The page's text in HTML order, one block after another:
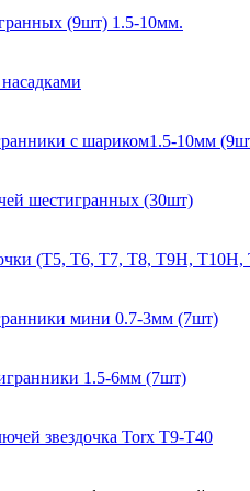
(9шт) 1.5-10мм.
с шариком1.5-10мм
шестигранных (30шт)
(T5, T6, T7, T8, T9H,
мини 0.7-3мм (7шт)
1.5-6мм (7шт)
звездочка Torx Т9-Т40